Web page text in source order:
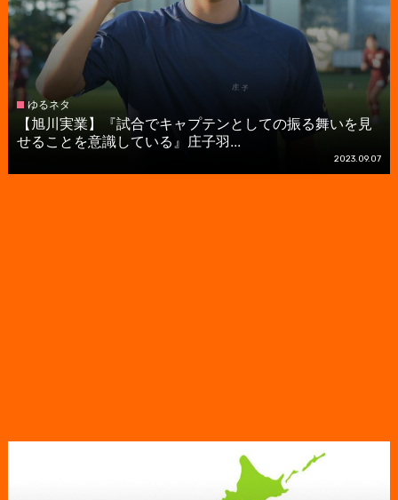
ゆるネタ
【旭川実業】『試合でキャプテンとしての振る舞いを見
せることを意識している』庄子羽...
2023.09.07